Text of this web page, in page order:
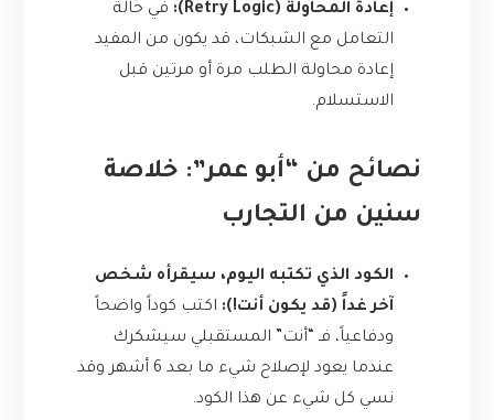
إعادة المحاولة (Retry Logic):
في حالة
التعامل مع الشبكات، قد يكون من المفيد
إعادة محاولة الطلب مرة أو مرتين قبل
الاستسلام.
نصائح من “أبو عمر”: خلاصة
سنين من التجارب
الكود الذي تكتبه اليوم، سيقرأه شخص
آخر غداً (قد يكون أنت!): اكتب كوداً واضحاً
ودفاعياً، فـ “أنت” المستقبلي سيشكرك
عندما يعود لإصلاح شيء ما بعد 6 أشهر وقد
نسي كل شيء عن هذا الكود.